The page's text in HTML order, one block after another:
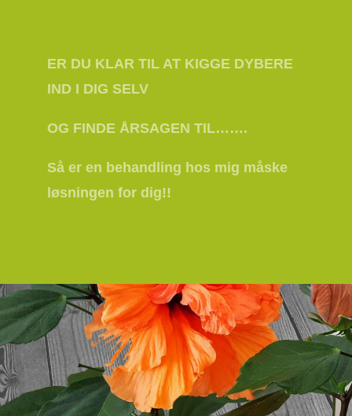
ER DU KLAR TIL AT KIGGE DYBERE
IND I DIG SELV
OG FINDE ÅRSAGEN TIL…….
Så er en behandling hos mig måske
løsningen for dig!!